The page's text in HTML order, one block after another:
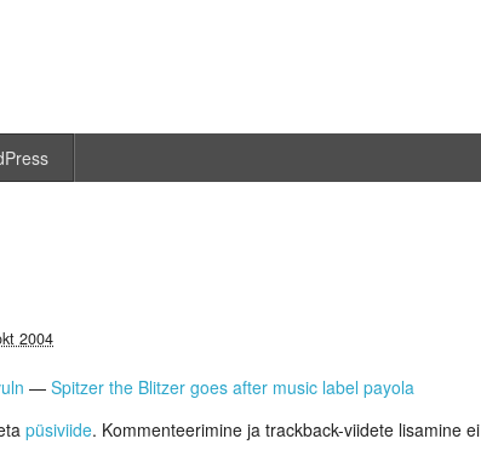
2004
—Spitzer the Blitzer goes after music label payola
püsiviide. Kommenteerimine ja trackback-viidete lisamine ei